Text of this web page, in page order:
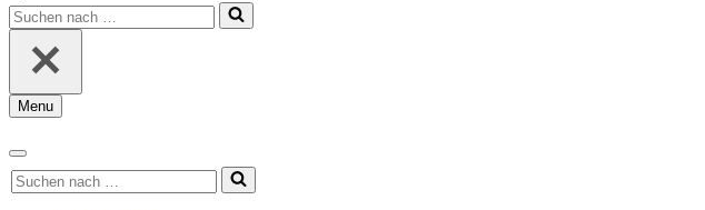
Suchen
nach …
Menu
Navigationsmenü
Navigationsmenü
Suchen
nach …